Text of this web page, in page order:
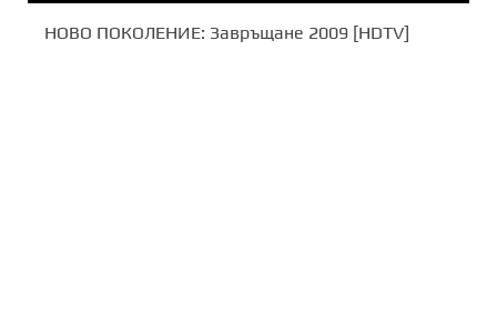
НОВО ПОКОЛЕНИЕ: Завръщане 2009 [HDTV]